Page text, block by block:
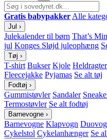
Gratis babypakker Alle
Jul ›
Julekalender til børn That’s
jul Konges Sløjd juleophæng
Tøj ›
T-shirt Bukser Kjole Heldragter
Fleecejakke Pyjamas Se alt tøj
Fodtøj ›
Gummistøvler Sandaler
Termostøvler Se alt fodtøj
Barnevogne ›
Barnevogne Klapvogn
Cykelstol Cykelanhænger Se